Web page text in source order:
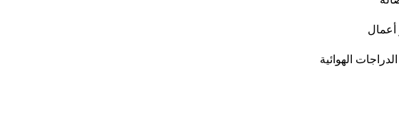
الهوائية